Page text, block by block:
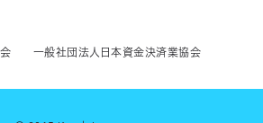
一般社団法人日本資金決済業協会